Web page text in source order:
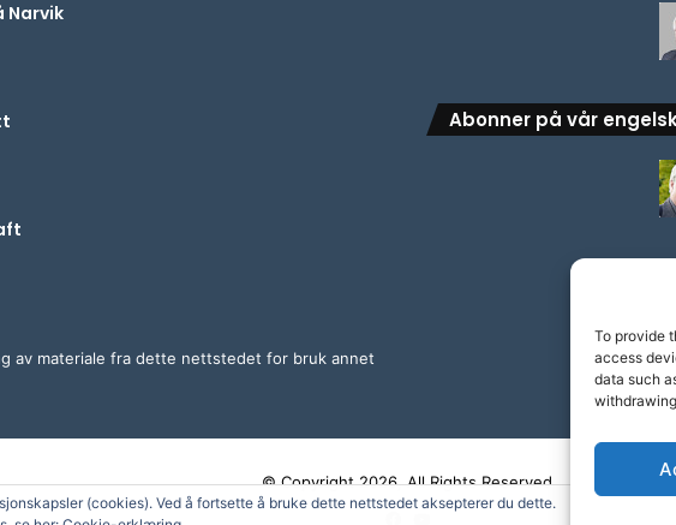
To provide
access
data such
Narvik
av materiale fra dette nettstedet for bruk annet
Abonner på vår
© Copyright 2026, All Rights Reserved
(cookies). Ved å fortsette å bruke dette nettstedet aksepterer du dette.